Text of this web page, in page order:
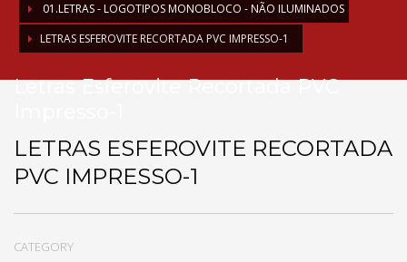
01.LETRAS - LOGOTIPOS MONOBLOCO - NÃO ILUMINADOS
LETRAS ESFEROVITE RECORTADA PVC IMPRESSO-1
Letras Esferovite Recortada PVC
LETRAS ESFEROVITE RECORTADA
PVC IMPRESSO-1
CATEGORY